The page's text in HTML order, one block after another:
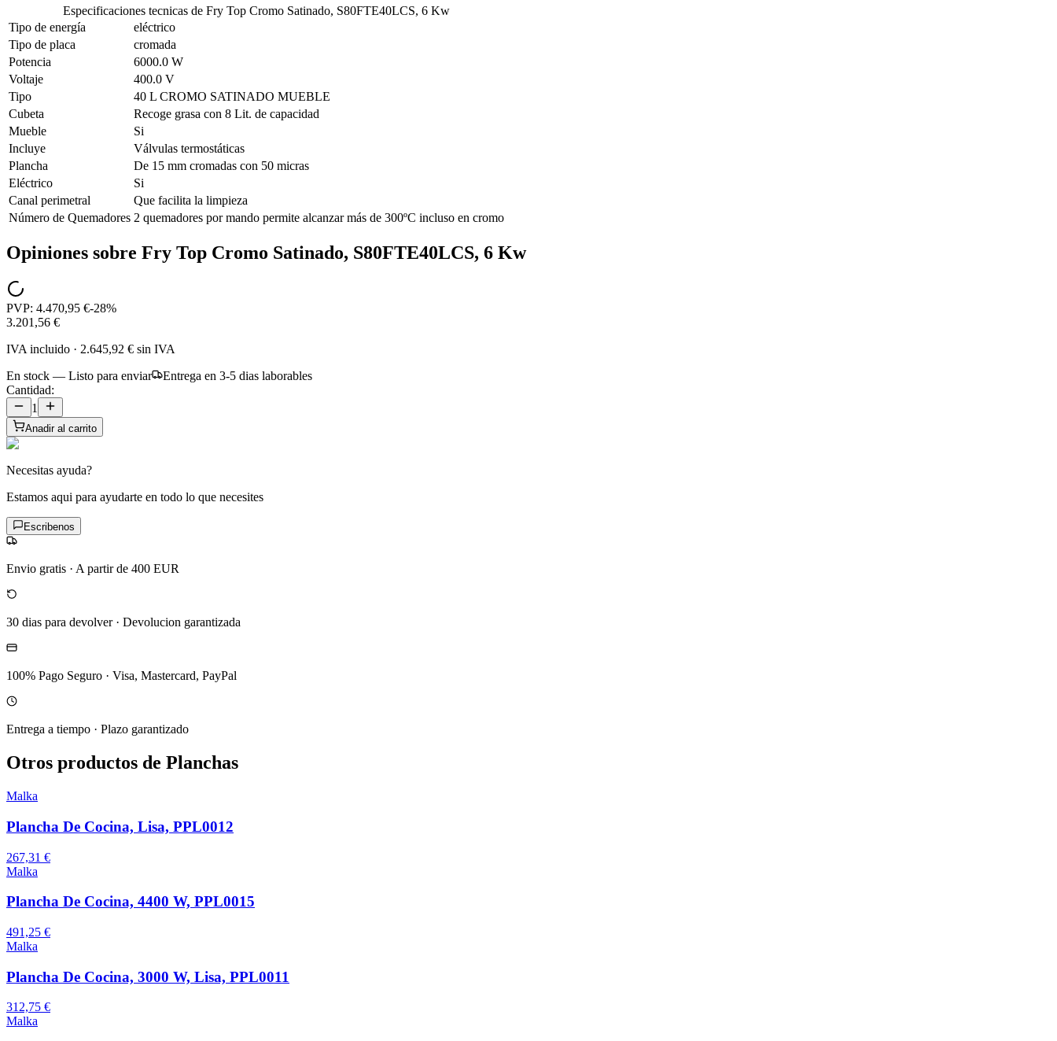
Especificaciones tecnicas de Fry Top Cromo Satinado, S80FTE40LCS, 6 Kw
Tipo de energía
eléctrico
Tipo de placa
cromada
Potencia
6000.0 W
Voltaje
400.0 V
Tipo
40 L CROMO SATINADO MUEBLE
Cubeta
Recoge grasa con 8 Lit. de capacidad
Mueble
Si
Incluye
Válvulas termostáticas
Plancha
De 15 mm cromadas con 50 micras
Eléctrico
Si
Canal perimetral
Que facilita la limpieza
Número de Quemadores 2 quemadores por mando permite alcanzar más de 300ºC incluso en cromo
Opiniones sobre Fry Top Cromo Satinado, S80FTE40LCS, 6 Kw
PVP: 4.470,95 €-28%
3.201,56 €
IVA incluido · 2.645,92 € sin IVA
En stock — Listo para enviar
Entrega en 3-5 dias laborables
Cantidad:
1
Anadir al carrito
Necesitas ayuda?
Estamos aqui para ayudarte en todo lo que necesites
Escribenos
Envio gratis · A partir de 400 EUR
30 dias para devolver· Devolucion garantizada
100% Pago Seguro · Visa, Mastercard, PayPal
Entrega a tiempo · Plazo garantizado
Otros productos de Planchas
Malka
Plancha De Cocina, Lisa, PPL0012
267,31 €
Malka
Plancha De Cocina, 4400 W, PPL0015
491,25 €
Malka
Plancha De Cocina, 3000 W, Lisa, PPL0011
312,75 €
Malka